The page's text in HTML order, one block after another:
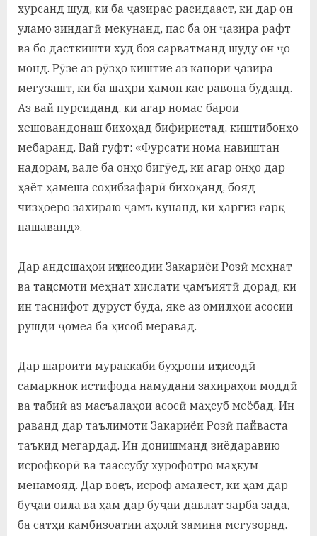
хурсанд шуд, ки ба ҷазирае расидааст, ки дар он
уламо зиндагӣ мекунанд, пас ба он ҷазира рафт
ва бо дасткишти худ боз сарватманд шуду он ҷо
монд. Рӯзе аз рӯзҳо киштие аз канори ҷазира
мегузашт, ки ба шаҳри ҳамон кас равона буданд.
Аз вай пурсиданд, ки агар номае барои
хешовандонаш бихоҳад бифиристад, киштибонҳо
мебаранд. Вай гуфт: «Фурсати нома навиштан
надорам, вале ба онҳо бигӯед, ки агар онҳо дар
ҳаёт ҳамеша соҳибзафарӣ бихоҳанд, бояд
чизҳоеро захираю ҷамъ кунанд, ки ҳаргиз ғарқ
нашаванд».
Дар андешаҳои иқтисодии Закариёи Розӣ меҳнат
ва тақисмоти меҳнат хислати ҷамъиятӣ дорад, ки
ин таснифот дуруст буда, яке аз омилҳои асосии
рушди ҷомеа ба ҳисоб меравад.
Дар шароити мураккаби буҳрони иқтисодӣ
самаркнок истифода намудани захираҳои моддӣ
ва табиӣ аз масъалаҳои асосӣ маҳсуб меёбад. Ин
раванд дар таълимоти Закариёи Розӣ пайваста
таъкид мегардад. Ин донишманд зиёдаравию
исрофкорӣ ва таассубу хурофотро маҳкум
менамояд. Дар воқеъ, исроф амалест, ки ҳам дар
буҷаи оила ва ҳам дар буҷаи давлат зарба зада,
ба сатҳи камбизоатии аҳолӣ замина мегузорад.